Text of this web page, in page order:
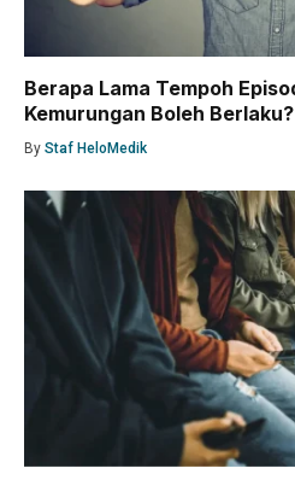
Berapa Lama Tempoh
Kemurungan Boleh Berlaku?
By Staf HeloMedik